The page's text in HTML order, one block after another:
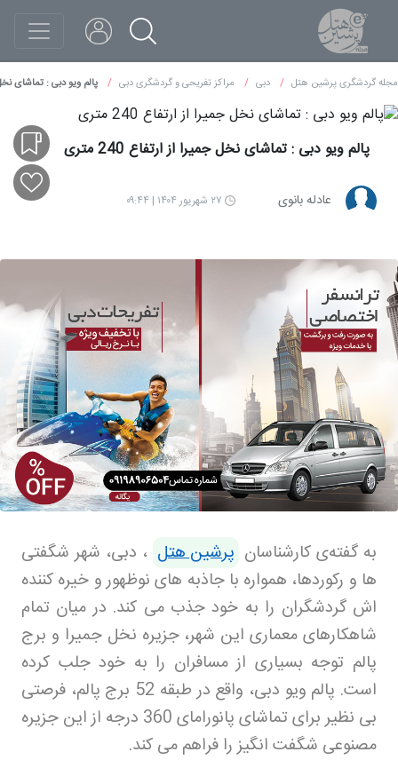
مجله گردشگری پرشین هتل دبی مراکز تفریحی و گردشگری دبی پالم ویو دبی : تماشای نخل
پالم ویو دبی : تماشای نخل جمیرا از ارتفاع 240 متری
عادله بانوی ۲۷ شهریور ۱۴۰۴ | ۰۹:۴۴
به گفته‌ی کارشناسان پرشین هتل ، دبی، شهر شگفتی
ها و رکوردها، همواره با جاذبه های نوظهور و خیره کننده
اش گردشگران را به خود جذب می کند. در میان تمام
شاهکارهای معماری این شهر، جزیره نخل جمیرا و برج
پالم توجه بسیاری از مسافران را به خود جلب کرده
است. پالم ویو دبی، واقع در طبقه 52 برج پالم، فرصتی
بی نظیر برای تماشای پانورامای 360 درجه از این جزیره
مصنوعی شگفت انگیز را فراهم می کند.